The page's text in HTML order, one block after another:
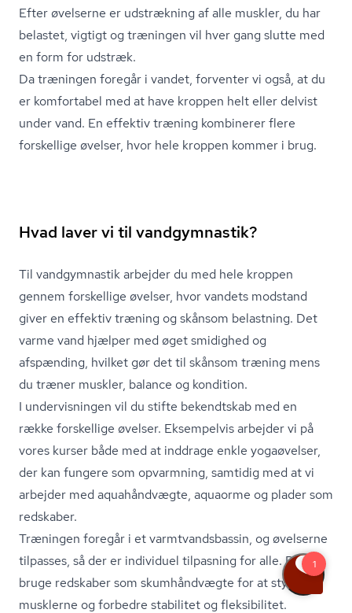
Efter øvelserne er udstrækning af alle muskler, du har
belastet, vigtigt og træningen vil hver gang slutte med
en form for udstræk.
Da træningen foregår i vandet, forventer vi også, at du
er komfortabel med at have kroppen helt eller delvist
under vand. En effektiv træning kombinerer flere
forskellige øvelser, hvor hele kroppen kommer i brug.
Hvad laver vi til vandgymnastik?
Til vandgymnastik arbejder du med hele kroppen
gennem forskellige øvelser, hvor vandets modstand
giver en effektiv træning og skånsom belastning. Det
varme vand hjælper med øget smidighed og
afspænding, hvilket gør det til skånsom træning mens
du træner muskler, balance og kondition.
I undervisningen vil du stifte bekendtskab med en
række forskellige øvelser. Eksempelvis arbejder vi på
vores kurser både med at inddrage enkle yogaøvelser,
der kan fungere som opvarmning, samtidig med at vi
arbejder med aquahåndvægte, aquaorme og plader som
redskaber.
Træningen foregår i et varmtvands­bas­sin, og øvelserne
tilpasses, så der er individuel tilpasning for alle. Du kan
bruge redskaber som skumhåndvægte for at styrke
musklerne og forbedre stabilitet og fleksibilitet.